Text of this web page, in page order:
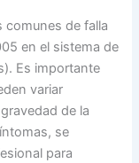
de falla
en el sistema de
Es importante
variar
de la
se
para